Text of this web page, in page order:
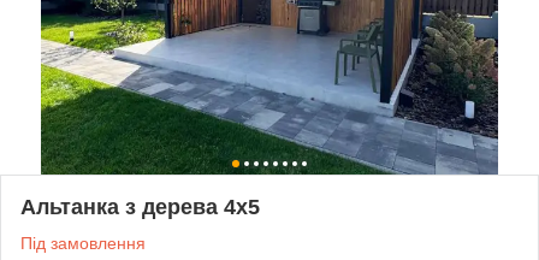
Альтанка з дерева 4х5
Під замовлення